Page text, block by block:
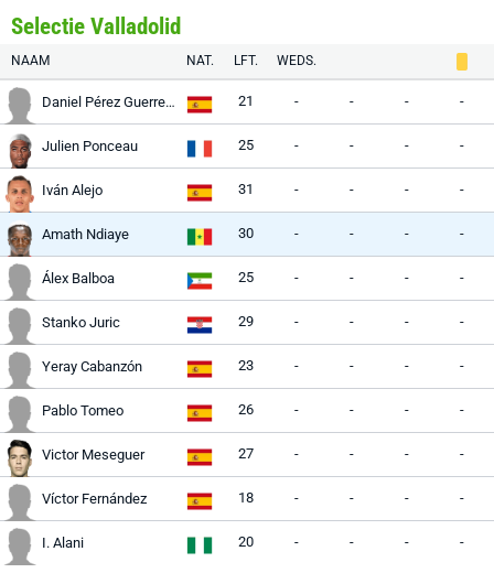
Selectie Valladolid
NAAM NAT. LFT. WEDS.
Daniel Pérez Guerrero 21 - - - -
Julien Ponceau 25 - - - -
Iván Alejo 31 - - - -
Amath Ndiaye 30 - - - -
Álex Balboa 25 - - - -
Stanko Juric 29 - - - -
Yeray Cabanzón 23 - - - -
Pablo Tomeo 26 - - - -
Victor Meseguer 27 - - - -
Víctor Fernández 18 - - - -
I. Alani 20 - - - -